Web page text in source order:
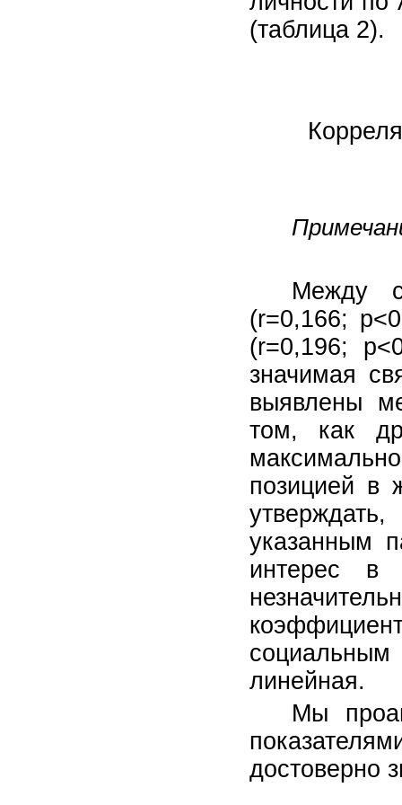
(таблица 2).
Между
(r=0,166;
(r=0,196;
значимая
выявлены
том, как
позицией в
указанным
интерес в
линейная.
Мы
достоверно